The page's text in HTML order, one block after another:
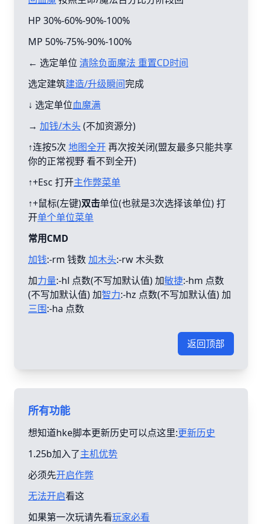
HP 30%-60%-90%-100%
MP 50%-75%-90%-100%
← 选定单位 清除负面魔法 重置CD时间
选定建筑建造/升级瞬间完成
↓ 选定单位血魔满
→ 加钱/木头(不加资源分)
↑连按5次 地图全开再次按关闭(盟友最多只能共享
你的正常视野 看不到全开)
↑+Esc 打开主作弊菜单
↑+鼠标(左键)双击单位(也就是3次选择该单位) 打
开单个单位菜单
常用CMD
加钱:-rm 钱数加木头:-rw 木头数
加力量:-hl 点数(不写加默认值) 加敏捷:-hm 点数
(不写加默认值) 加智力:-hz 点数(不写加默认值) 加
三围:-ha 点数
返回顶部
所有功能
想知道hke脚本更新历史可以点这里:更新历史
1.25b加入了主机优势
必须先开启作弊
无法开启看这
如果第一次玩请先看玩家必看